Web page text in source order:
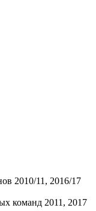
2010/11, 2016/17
команд 2011, 2017